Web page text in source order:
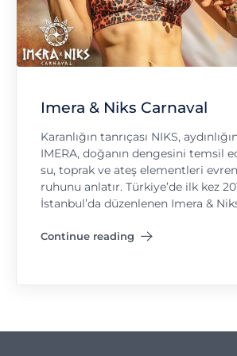
Imera & Niks Carnaval
Karanlığın tanrıçası NIKS,
IMERA, doğanın dengesini temsil
su, toprak ve ateş elementleri
ruhunu anlatır. Türkiye’de ilk kez
İstanbul’da düzenlenen Imera &
Continue reading
"Imera & Niks Carnaval"